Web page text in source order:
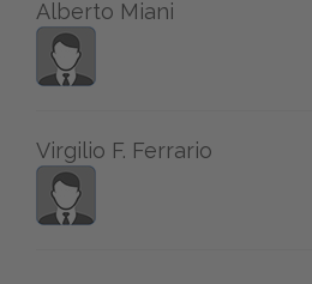
Alberto Miani
Virgilio F. Ferrario